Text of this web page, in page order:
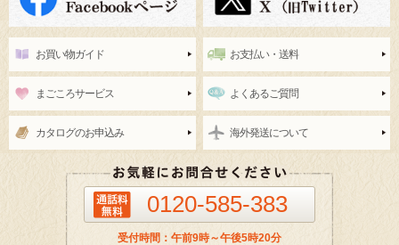
お買い物ガイド お支払い・送料
まごころサービス よくあるご質問
カタログのお申込み 海外発送について
0120-585-383
受付時間：午前9時～午後5時20分